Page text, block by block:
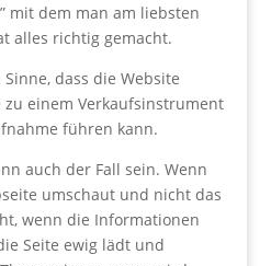
mit dem man am liebsten
alles richtig gemacht.
dass die Website
einem Verkaufsinstrument
führen kann.
auch der Fall sein. Wenn
umschaut und nicht das
wenn die Informationen
Seite ewig lädt und